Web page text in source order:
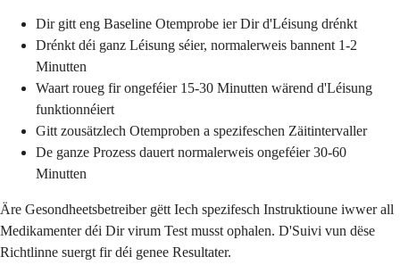
Dir gitt eng Baseline Otemprobe ier Dir d'Léisung drénkt
Drénkt déi ganz Léisung séier, normalerweis bannent 1-2
Minutten
Waart roueg fir ongeféier 15-30 Minutten wärend d'Léisung
funktionnéiert
Gitt zousätzlech Otemproben a spezifeschen Zäitintervaller
De ganze Prozess dauert normalerweis ongeféier 30-60
Minutten
Äre Gesondheetsbetreiber gëtt Iech spezifesch Instruktioune iwwer all
Medikamenter déi Dir virum Test musst ophalen. D'Suivi vun dëse
Richtlinne suergt fir déi genee Resultater.